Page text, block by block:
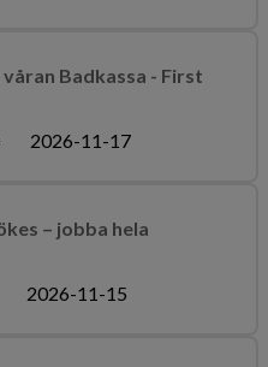
Badkassa - First
2026-11-17
– jobba hela
2026-11-15